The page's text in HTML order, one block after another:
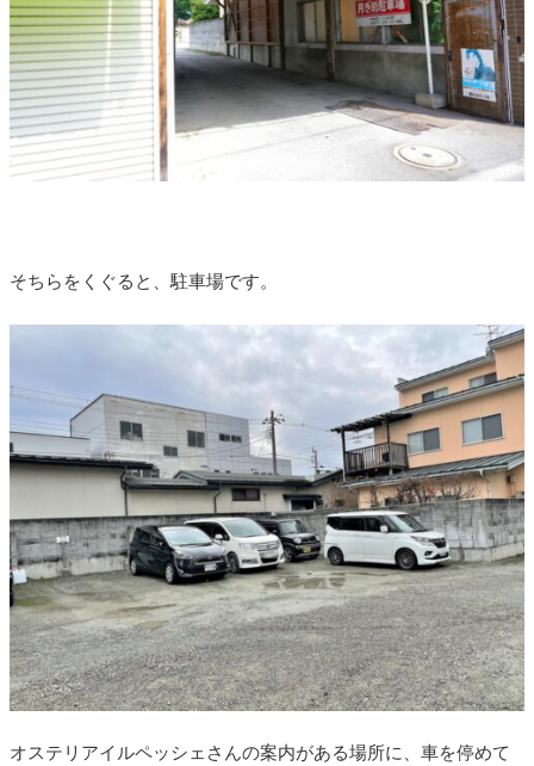
そちらをくぐると、駐車場です。
オステリアイルペッシェさんの案内がある場所に、車を停めて